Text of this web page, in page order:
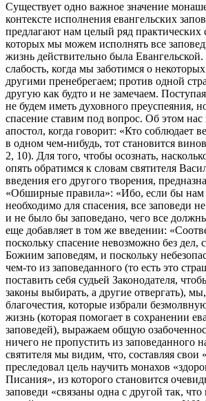
Существует одно важное значение
контексте исполнения евангельских
предлагают нам целый ряд
которых мы можем исполнять все
жизнь действительно была Евангельской.
слабость, когда мы заботимся о
другими пренебрегаем; против одной
другую как будто и не замечаем.
не будем иметь духовного преуспеяния,
спасение ставим под вопрос. Об этом нас
апостол, когда говорит: «Кто соблюдает
в одном чем-нибудь, тот становится
2, 10). Для того, чтобы осознать,
опять обратимся к словам святителя
введения его другого творения,
«Обширные правила»: «Ибо, если бы нам
необходимо для спасения, все заповеди
и не было бы заповедано, чего все
еще добавляет в том же введении:
поскольку спасение невозможно без дел,
Божиим заповедям, и поскольку
чем-то из заповеданного (то есть это
поставить себя судьей Законодателя,
законы выбирать, а другие отвергать),
благочестия, которые избрали
жизнь (которая помогает в сохранении
заповедей), выражаем общую
ничего не пропустить из заповеданного
святителя мы видим, что, составляя свои
преследовал цель научить монахов
Писания», из которого становится
заповеди «связаны одна с другой так,